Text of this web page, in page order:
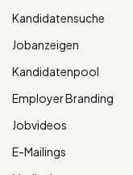
Kandidatensuche
Jobanzeigen
Kandidatenpool
Employer Branding
Jobvideos
E-Mailings